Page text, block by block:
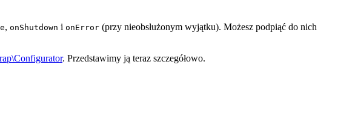
, onShutdown i onError (przy nieobsłużonym wyjątku). Możesz podpiąć do nich
. Przedstawimy ją teraz szczegółowo.